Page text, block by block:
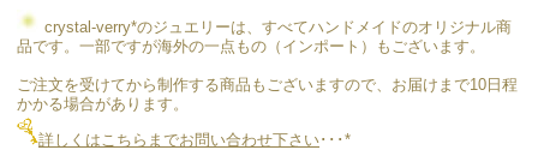
crystal-verry*のジュエリーは、すべてハンドメイドのオリジナル商
品です。一部ですが海外の一点もの（インポート）もございます。
ご注文を受けてから制作する商品もございますので、お届けまで10日程
かかる場合があります。
詳しくはこちらまでお問い合わせ下さい･･･*